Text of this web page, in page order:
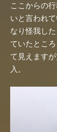
ここからの
いと言われ
なり怪我し
ていたとこ
て見えます
入。